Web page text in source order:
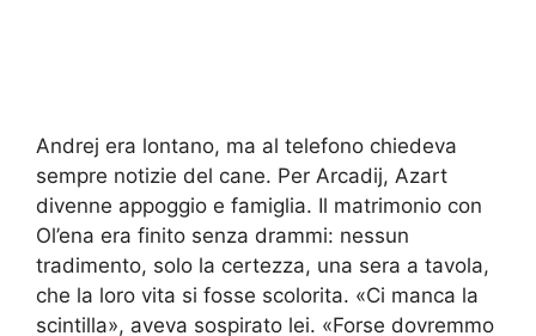
Andrej era lontano, ma al telefono chiedeva
sempre notizie del cane. Per Arcadij, Azart
divenne appoggio e famiglia. Il matrimonio con
Ol’ena era finito senza drammi: nessun
tradimento, solo la certezza, una sera a tavola,
che la loro vita si fosse scolorita. «Ci manca la
scintilla», aveva sospirato lei. «Forse dovremmo